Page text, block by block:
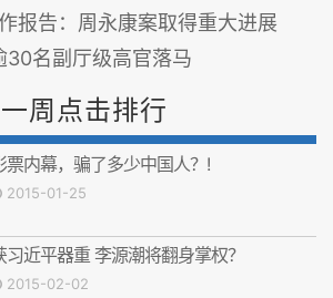
报告：周永康案取得重大进展
30名副厅级高官落马
一周点击排行
票内幕，骗了多少中国人？!
2015-01-25
习近平器重 李源潮将翻身掌权？
2015-02-02